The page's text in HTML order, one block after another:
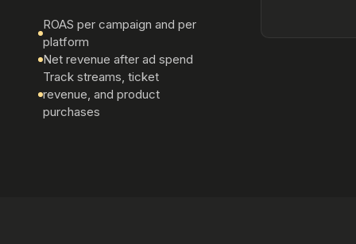
ROAS per campaign and per
platform
Net revenue after ad spend
Track streams, ticket
revenue, and product
purchases